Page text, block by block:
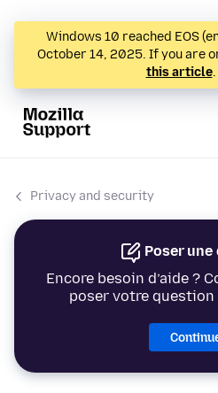
Windows 10 reached EOS
October 14, 2025. If you are
this article.
Privacy and security
Poser
Encore besoin d’aide ?
poser votre